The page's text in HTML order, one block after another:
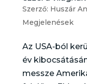
Szerző: Huszár
Megjelenések
Az USA-ból
év
messze